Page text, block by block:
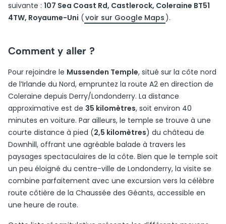
suivante : 107 Sea Coast Rd, Castlerock, Coleraine BT51
4TW, Royaume-Uni (voir sur Google Maps ).
Comment y aller ?
Pour rejoindre le Mussenden Temple, situé sur la côte nord
de l’Irlande du Nord, empruntez la route A2 en direction de
Coleraine depuis Derry/Londonderry. La distance
approximative est de 35 kilomètres, soit environ 40
minutes en voiture. Par ailleurs, le temple se trouve à une
courte distance à pied (2,5 kilomètres) du château de
Downhill, offrant une agréable balade à travers les
paysages spectaculaires de la côte. Bien que le temple soit
un peu éloigné du centre-ville de Londonderry, la visite se
combine parfaitement avec une excursion vers la célèbre
route côtière de la Chaussée des Géants, accessible en
une heure de route.